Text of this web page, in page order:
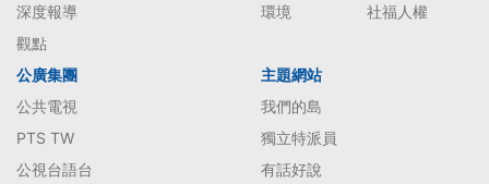
深度報導
觀點
環境
社福人權
公廣集團
公共電視
PTS TW
公視台語台
主題網站
我們的島
獨立特派員
有話好說